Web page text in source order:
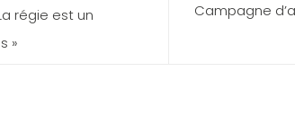
régie est un
»
Campagne